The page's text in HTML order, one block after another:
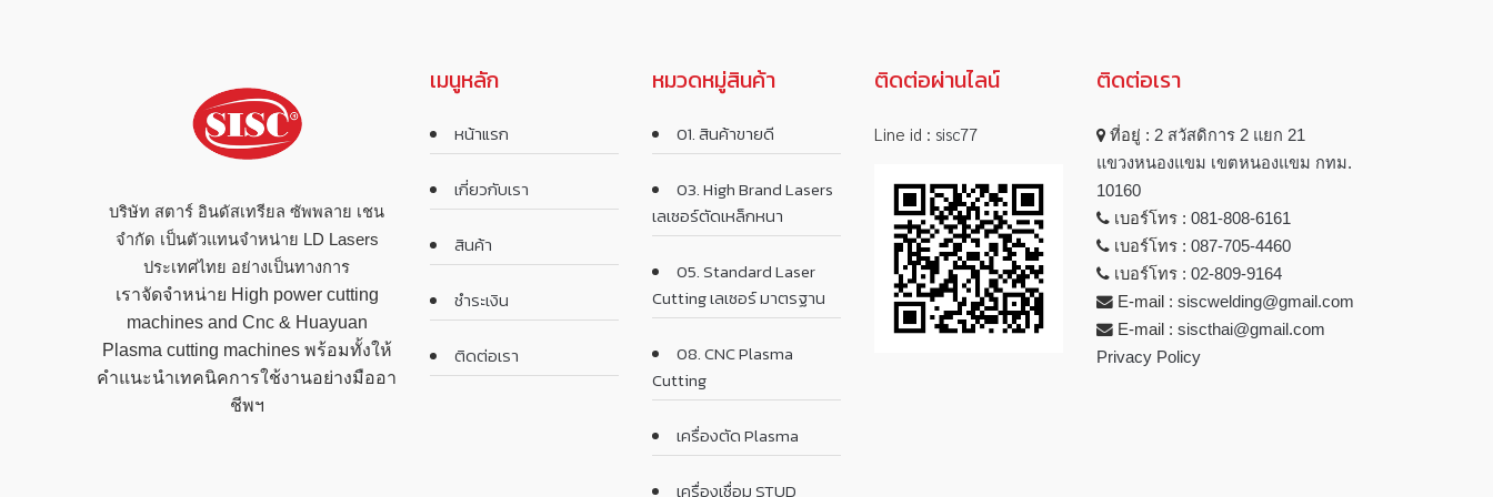
บริษัท สตาร์ อินดัสเทรียล ซัพพลาย เชน
จำกัด เป็นตัวแทนจำหน่าย LD Lasers
ประเทศไทย อย่างเป็นทางการ
เราจัดจำหน่าย High power cutting
machines and Cnc & Huayuan
Plasma cutting machines พร้อมทั้งให้
คำแนะนำเทคนิคการใช้งานอย่างมืออา
ชีพฯ
เมนูหลัก
หน้าแรก
เกี่ยวกับเรา
สินค้า
ชำระเงิน
ติดต่อเรา
หมวดหมู่สินค้า
01. สินค้าขายดี
03. High Brand Lasers
เลเซอร์ตัดเหล็กหนา
05. Standard Laser
Cutting เลเซอร์ มาตรฐาน
08. CNC Plasma
Cutting
เครื่องตัด Plasma
เครื่องเชื่อม STUD
ติดต่อผ่านไลน์
Line id : sisc77
ติดต่อเรา
ที่อยู่ : 2 สวัสดิการ 2 แยก 21
แขวงหนองแขม เขตหนองแขม กทม.
10160
เบอร์โทร : 081-808-6161
เบอร์โทร : 087-705-4460
เบอร์โทร : 02-809-9164
E-mail : siscwelding@gmail.com
E-mail : siscthai@gmail.com
Privacy Policy